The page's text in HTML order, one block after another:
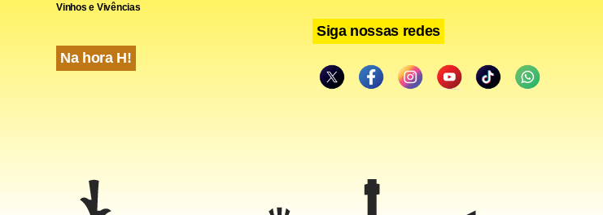
Vinhos e Vivências
Na hora H!
Siga nossas redes